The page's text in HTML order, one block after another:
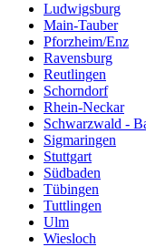
Ludwigsburg
Main-Tauber
Pforzheim/Enz
Ravensburg
Reutlingen
Schorndorf
Rhein-Neckar
Schwarzwald -
Sigmaringen
Stuttgart
Südbaden
Tübingen
Tuttlingen
Ulm
Wiesloch